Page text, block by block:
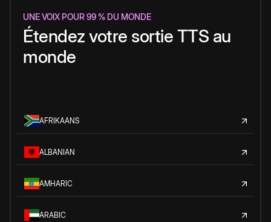
UNE VOIX POUR 99 % DU MONDE
Étendez votre sortie TTS au
monde
AFRIKAANS
ALBANIAN
AMHARIC
ARABIC